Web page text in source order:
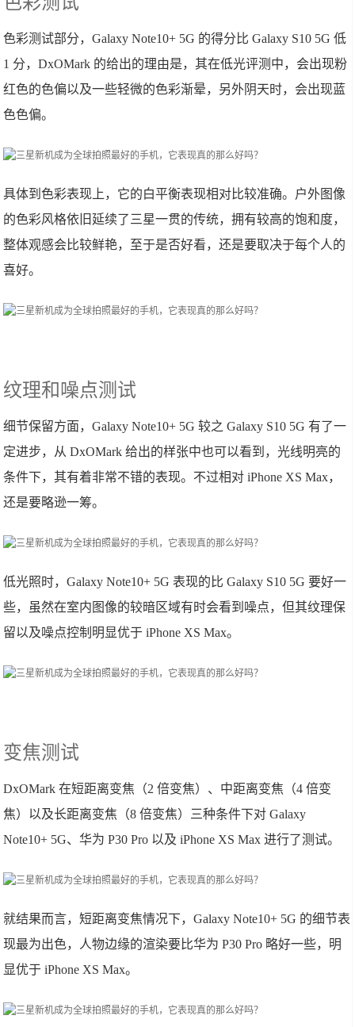
色彩测试部分，Galaxy Note10+ 5G 的得分比 Galaxy S10 5G 低
1 分，DxOMark 的给出的理由是，其在低光评测中，会出现粉
红色的色偏以及一些轻微的色彩渐晕，另外阴天时，会出现蓝
色色偏。
具体到色彩表现上，它的白平衡表现相对比较准确。户外图像
的色彩风格依旧延续了三星一贯的传统，拥有较高的饱和度，
整体观感会比较鲜艳，至于是否好看，还是要取决于每个人的
喜好。
纹理和噪点测试
细节保留方面，Galaxy Note10+ 5G 较之 Galaxy S10 5G 有了一
定进步，从 DxOMark 给出的样张中也可以看到，光线明亮的
条件下，其有着非常不错的表现。不过相对 iPhone XS Max，
还是要略逊一筹。
低光照时，Galaxy Note10+ 5G 表现的比 Galaxy S10 5G 要好一
些，虽然在室内图像的较暗区域有时会看到噪点，但其纹理保
留以及噪点控制明显优于 iPhone XS Max。
变焦测试
DxOMark 在短距离变焦（2 倍变焦）、中距离变焦（4 倍变
焦）以及长距离变焦（8 倍变焦）三种条件下对 Galaxy
Note10+ 5G、华为 P30 Pro 以及 iPhone XS Max 进行了测试。
就结果而言，短距离变焦情况下，Galaxy Note10+ 5G 的细节表
现最为出色，人物边缘的渲染要比华为 P30 Pro 略好一些，明
显优于 iPhone XS Max。